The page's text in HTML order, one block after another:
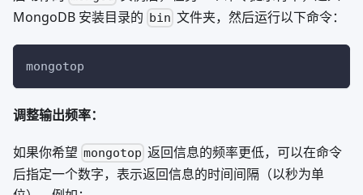
MongoDB 安装目录的 bin 文件夹，然后运行以下命令：
mongotop
调整输出频率：
如果你希望 mongotop 返回信息的频率更低，可以在命令
后指定一个数字，表示返回信息的时间间隔（以秒为单